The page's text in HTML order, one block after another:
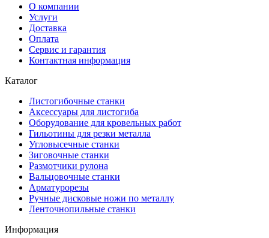
О компании
Услуги
Доставка
Оплата
Сервис и гарантия
Контактная информация
Каталог
Листогибочные станки
Аксессуары для листогиба
Оборудование для кровельных работ
Гильотины для резки металла
Угловысечные станки
Зиговочные станки
Размотчики рулона
Вальцовочные станки
Арматурорезы
Ручные дисковые ножи по металлу
Ленточнопильные станки
Информация